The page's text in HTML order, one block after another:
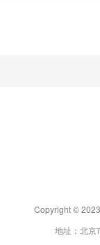
Copyright ©
地址：北京